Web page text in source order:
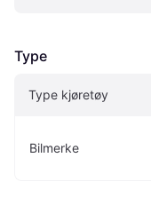
Type
Type kjøretøy
Bilmerke